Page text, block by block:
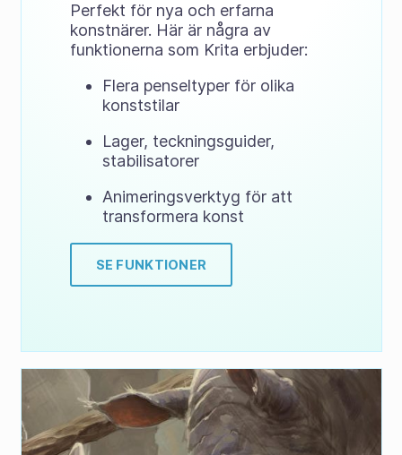
Perfekt för nya och erfarna
konstnärer. Här är några av
funktionerna som Krita erbjuder:
Flera penseltyper för olika
konststilar
Lager, teckningsguider,
stabilisatorer
Animeringsverktyg för att
transformera konst
SE FUNKTIONER